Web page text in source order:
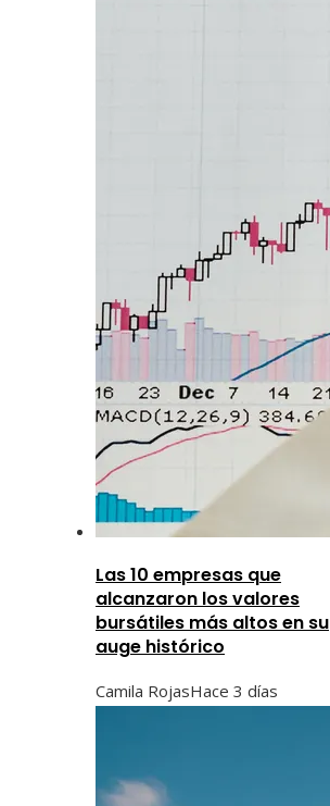
Las 10 empresas que
alcanzaron los valores
bursátiles más altos en su
auge histórico
Camila RojasHace 3 días